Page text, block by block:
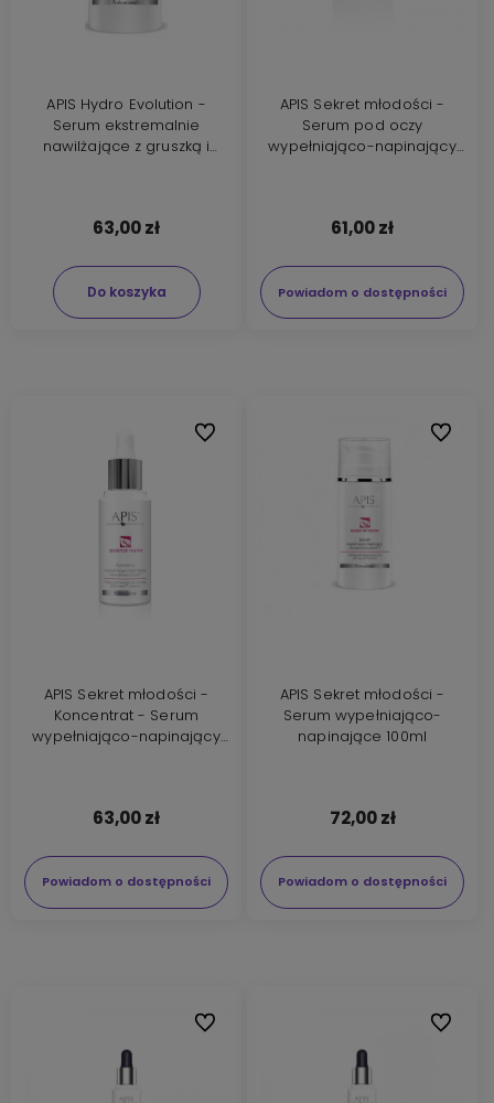
APIS Hydro Evolution -
Serum ekstremalnie
nawilżające z gruszką i
63,00 zł
Do koszyka
APIS Sekret młodości -
Serum pod oczy
wypełniająco-napinający
61,00 zł
Powiadom o dostępności
APIS Sekret młodości -
Koncentrat - Serum
wypełniająco-napinający
63,00 zł
Powiadom o dostępności
Do ulubionych
APIS Sekret młodości -
Serum wypełniająco-
napinające 100ml
72,00 zł
Powiadom o dostępności
Do
Do ulubionych Do